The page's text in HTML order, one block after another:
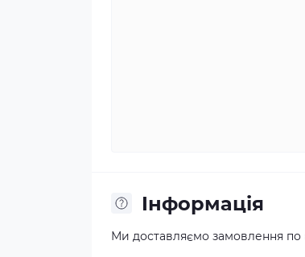
Iнформація
Ми доставляємо замовлення по